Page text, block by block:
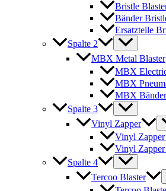
Bristle
Bänder
Ersatzteile
Spalte 2
MBX Metal Blaster
MBX
MBX
MBX Bänder
Spalte 3
Vinyl Zapper
Vinyl
Vinyl
Spalte 4
Tercoo Blaster